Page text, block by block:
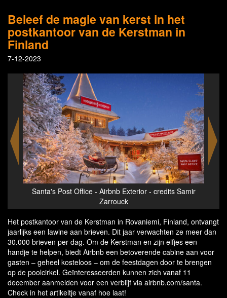
Beleef de magie van kerst in het
postkantoor van de Kerstman in
Finland
7-12-2023
Santa's Post Office - Airbnb Exterior - credits Samir
Zarrouck
Het postkantoor van de Kerstman in Rovaniemi, Finland, ontvangt
jaarlijks een lawine aan brieven. Dit jaar verwachten ze meer dan
30.000 brieven per dag. Om de Kerstman en zijn elfjes een
handje te helpen, biedt Airbnb een betoverende cabine aan voor
gasten – geheel kosteloos – om de feestdagen door te brengen
op de poolcirkel. Geïnteresseerden kunnen zich vanaf 11
december aanmelden voor een verblijf via airbnb.com/santa.
Check in het artikeltje vanaf hoe laat!